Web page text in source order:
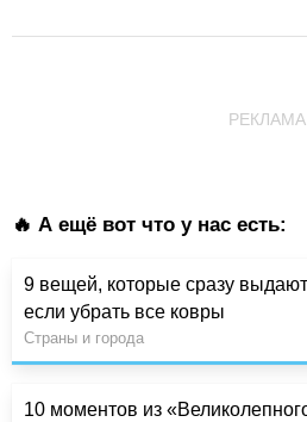
РЕКЛАМА
🔥 А ещё вот что у нас есть:
9 вещей, которые сразу
если убрать все ковры
Страны и города
10 моментов из